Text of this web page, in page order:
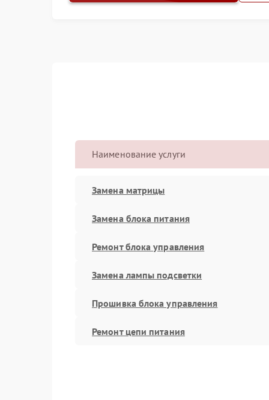
Наименование услуги
Замена матрицы
Замена блока питания
Ремонт блока управления
Замена лампы подсветки
Прошивка блока управления
Ремонт цепи питания